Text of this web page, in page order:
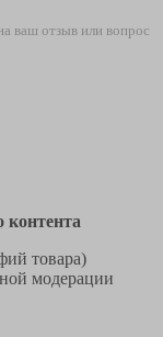
ваш отзыв или вопрос
контента
товара)
модерации